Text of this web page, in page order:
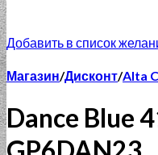
Добавить в список
Магазин/Дисконт/Alta
Dance Blue